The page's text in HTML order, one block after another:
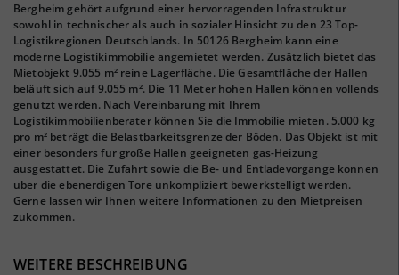
Bergheim gehört aufgrund einer hervorragenden Infrastruktur
sowohl in technischer als auch in sozialer Hinsicht zu den 23 Top-
Logistikregionen Deutschlands. In 50126 Bergheim kann eine
moderne Logistikimmobilie angemietet werden. Zusätzlich bietet das
Mietobjekt 9.055 m² reine Lagerfläche. Die Gesamtfläche der Hallen
beläuft sich auf 9.055 m². Die 11 Meter hohen Hallen können vollends
genutzt werden. Nach Vereinbarung mit Ihrem
Logistikimmobilienberater können Sie die Immobilie mieten. 5.000 kg
pro m² beträgt die Belastbarkeitsgrenze der Böden. Das Objekt ist mit
einer besonders für große Hallen geeigneten gas-Heizung
ausgestattet. Die Zufahrt sowie die Be- und Entladevorgänge können
über die ebenerdigen Tore unkompliziert bewerkstelligt werden.
Gerne lassen wir Ihnen weitere Informationen zu den Mietpreisen
zukommen.
WEITERE BESCHREIBUNG